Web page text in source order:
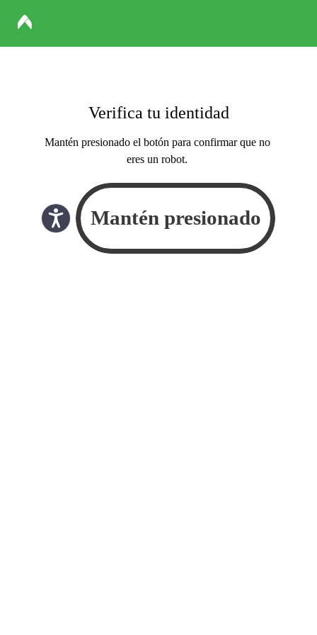
Verifica tu identidad
Mantén presionado el botón para confirmar que no
eres un robot.